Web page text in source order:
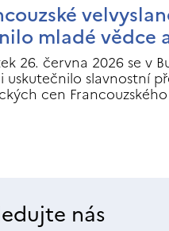
mladé vědce
26. června 2026 se v
uskutečnilo slavnostní
cen
nás